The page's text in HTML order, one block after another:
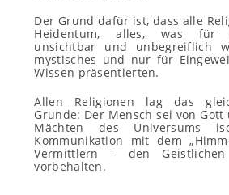
Der Grund dafür ist, dass alle
Heidentum, alles, was für
unsichtbar und unbegreiflich
mystisches und nur für
Wissen präsentierten.
Allen Religionen lag das
Grunde: Der Mensch sei von
Mächten des Universums
Kommunikation mit dem
Vermittlern – den
vorbehalten.